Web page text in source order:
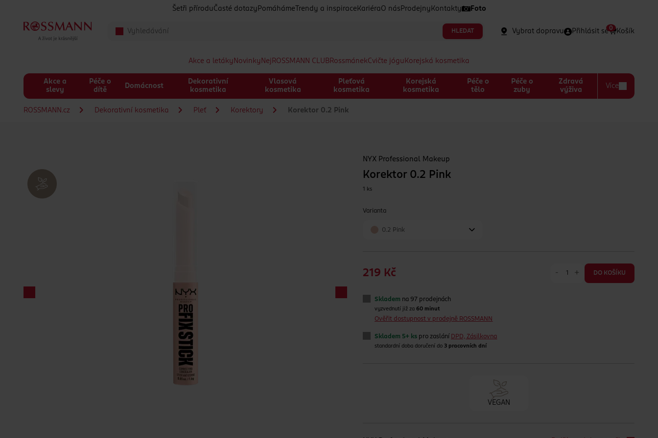
Šetři přírodu Časté dotazy Pomáháme Trendy a inspirace Kariéra O nás Prodejny Kontakty Foto
HLEDAT Vybrat dopravu Přihlásit se Košík
0
Akce a letáky Novinky Nej ROSSMANN CLUBRossmánekCvičte jógu Korejská kosmetika
Akce a
slevy
Péče o
dítě
Domácnost
Dekorativní
kosmetika
Vlasová
kosmetika
Pleťová
kosmetika
Korejská
kosmetika
Péče o
tělo
Péče o
zuby
Zdravá
výživa
Více
ROSSMANN.cz Dekorativní kosmetika Pleť Korektory Korektor 0.2 Pink
NYX Professional Makeup
Korektor 0.2 Pink
1 ks
Varianta
0.2 Pink
219 Kč - + DO KOŠÍKU
Skladem na 97 prodejnách
vyzvednutí již za60 minut
Ověřit dostupnost v prodejně ROSSMANN
Skladem 5+ ks pro zaslání DPD, Zásilkovna
standardní doba doručení do 3 pracovních dní
VEGAN